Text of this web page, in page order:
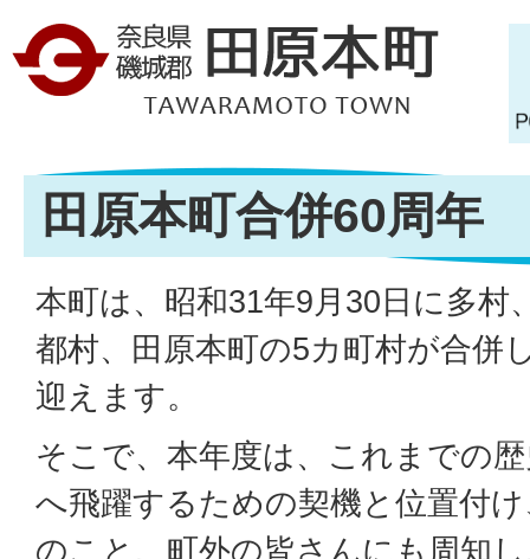
田原本町合併60周年
本町は、昭和31年9月30日に多村
都村、田原本町の5カ町村が合併
迎えます。
そこで、本年度は、これまでの
へ飛躍するための契機と位置付
のこと、町外の皆さんにも周知